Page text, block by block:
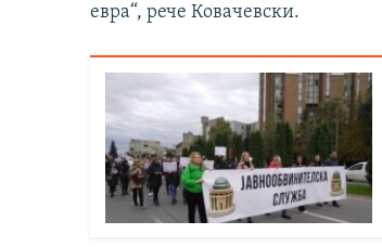
евра“, рече Ковачевски.